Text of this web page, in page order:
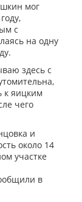
мог
с
на одну
здесь с
к яицким
чего
и
около 14
участке
в